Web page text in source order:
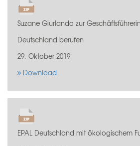
Suzane Giurlando zur Geschäftsführerin
Deutschland berufen
29. Oktober 2019
Download
EPAL Deutschland mit ökologischem